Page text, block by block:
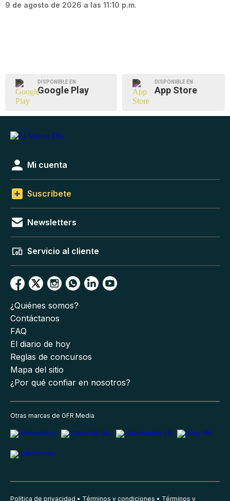
9 de agosto de 2026 a las 11:10 p.m.
DISPONIBLE EN
Google Play
DISPONIBLE EN
App Store
Mi cuenta
Suscríbete
Newsletters
Servicio al cliente
¿Quiénes somos?
Contáctanos
FAQ
El diario de hoy
Reglas de concursos
Mapa del sitio
¿Por qué confiar en nosotros?
Otras marcas de GFR Media
Política de privacidad Términos y condiciones Términos y